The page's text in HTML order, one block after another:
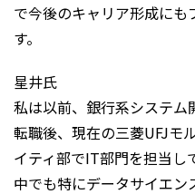
で今後のキャリア形成に
す。
星井氏
私は以前、銀行系システム
転職後、現在の三菱UFJモ
イティ部でIT部門を担当
中でも特にデータサイエン